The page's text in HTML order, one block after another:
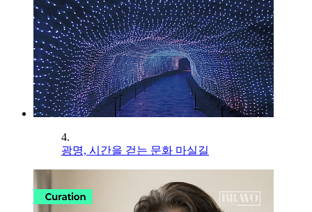
4.
광명, 시간을 걷는 문화 마실길